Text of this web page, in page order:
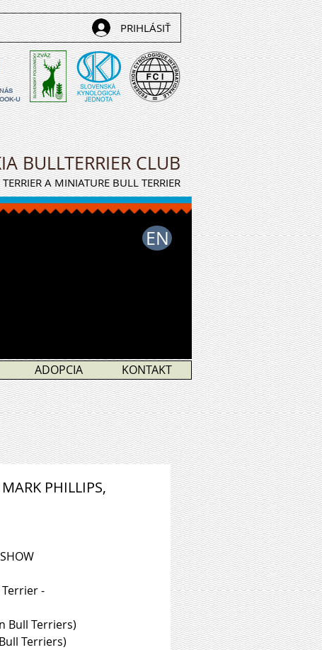
EN
PRIHLÁSIŤ
U
BULLTERRIER CLUB
A MINIATURE BULL TERRIER
ADOPCIA KONTAKT
PHILLIPS,
-
Bull Terriers)
Terriers)